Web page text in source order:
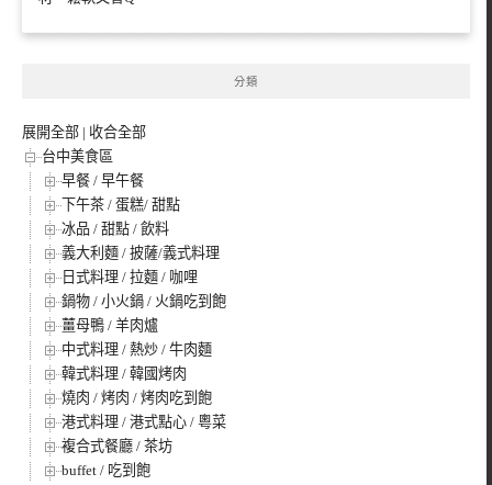
分類
展開全部 | 收合全部
台中美食區
早餐 / 早午餐
下午茶 / 蛋糕/ 甜點
冰品 / 甜點 / 飲料
義大利麵 / 披薩/義式料理
日式料理 / 拉麵 / 咖哩
鍋物 / 小火鍋 / 火鍋吃到飽
薑母鴨 / 羊肉爐
中式料理 / 熱炒 / 牛肉麵
韓式料理 / 韓國烤肉
燒肉 / 烤肉 / 烤肉吃到飽
港式料理 / 港式點心 / 粵菜
複合式餐廳 / 茶坊
buffet / 吃到飽